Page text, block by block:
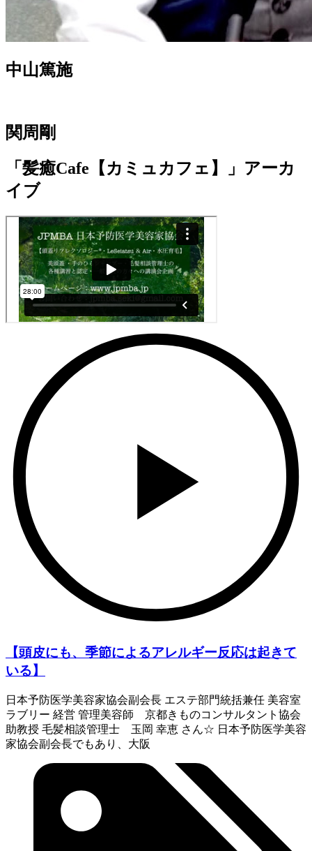
中山篤施
関周剛
「髪癒Cafe【カミュカフェ】」アーカ
イブ
【頭皮にも、季節によるアレルギー反応は起きて
いる】
日本予防医学美容家協会副会長 エステ部門統括兼任 美容室
ラブリー 経営 管理美容師 京都きものコンサルタント協会
助教授 毛髪相談管理士 玉岡 幸恵 さん☆ 日本予防医学美容
家協会副会長でもあり、大阪